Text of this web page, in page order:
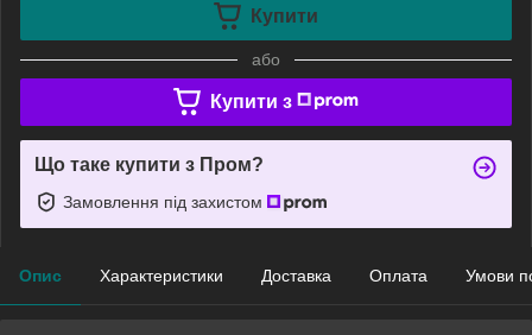
Купити
або
Купити з
Що таке купити з Пром?
Замовлення під захистом
Опис Характеристики Доставка Оплата Умови